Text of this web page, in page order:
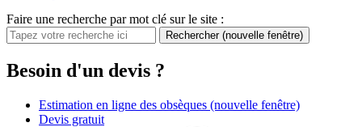
Faire une recherche par mot clé sur le site :
Rechercher (nouvelle fenêtre)
Besoin d'un devis ?
Estimation en ligne des obsèques (nouvelle fenêtre)
Devis gratuit